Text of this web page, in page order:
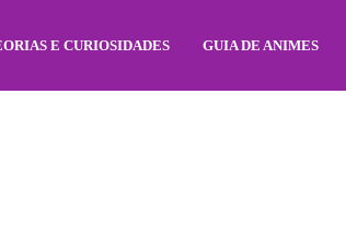
E CURIOSIDADES GUIA DE ANIMES